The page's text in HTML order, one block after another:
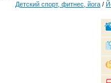
Детский спорт, фитнес, йога /